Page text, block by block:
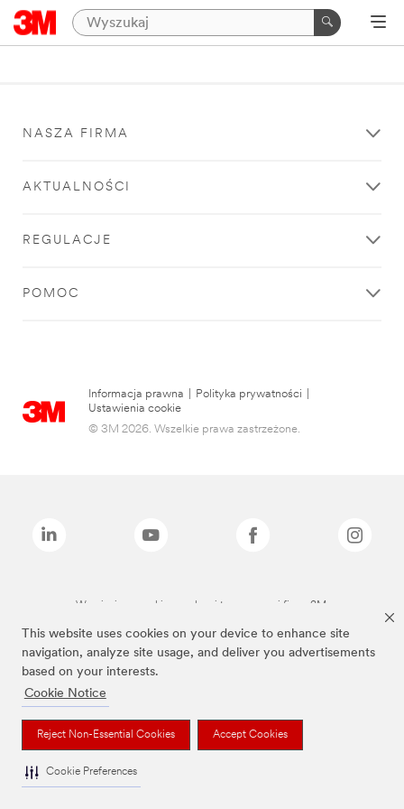
This website uses cookies on your device to enhance site
navigation, analyze site usage, and deliver you advertisements
based on your interests.
Cookie Notice
Reject Non-Essential Cookies Accept Cookies
Cookie Preferences
NASZA FIRMA
AKTUALNOŚCI
REGULACJE
POMOC
Informacja prawna Polityka prywatności
Ustawienia cookie
© 3M 2026. Wszelkie prawa zastrzeżone.
Wymienione marki są znakami towarowymi firmy 3M.